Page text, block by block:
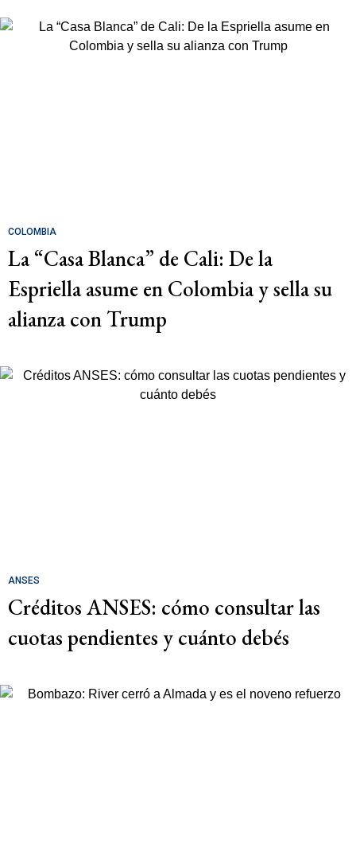
COLOMBIA
La “Casa Blanca” de Cali: De la
Espriella asume en Colombia y sella su
alianza con Trump
ANSES
Créditos ANSES: cómo consultar las
cuotas pendientes y cuánto debés